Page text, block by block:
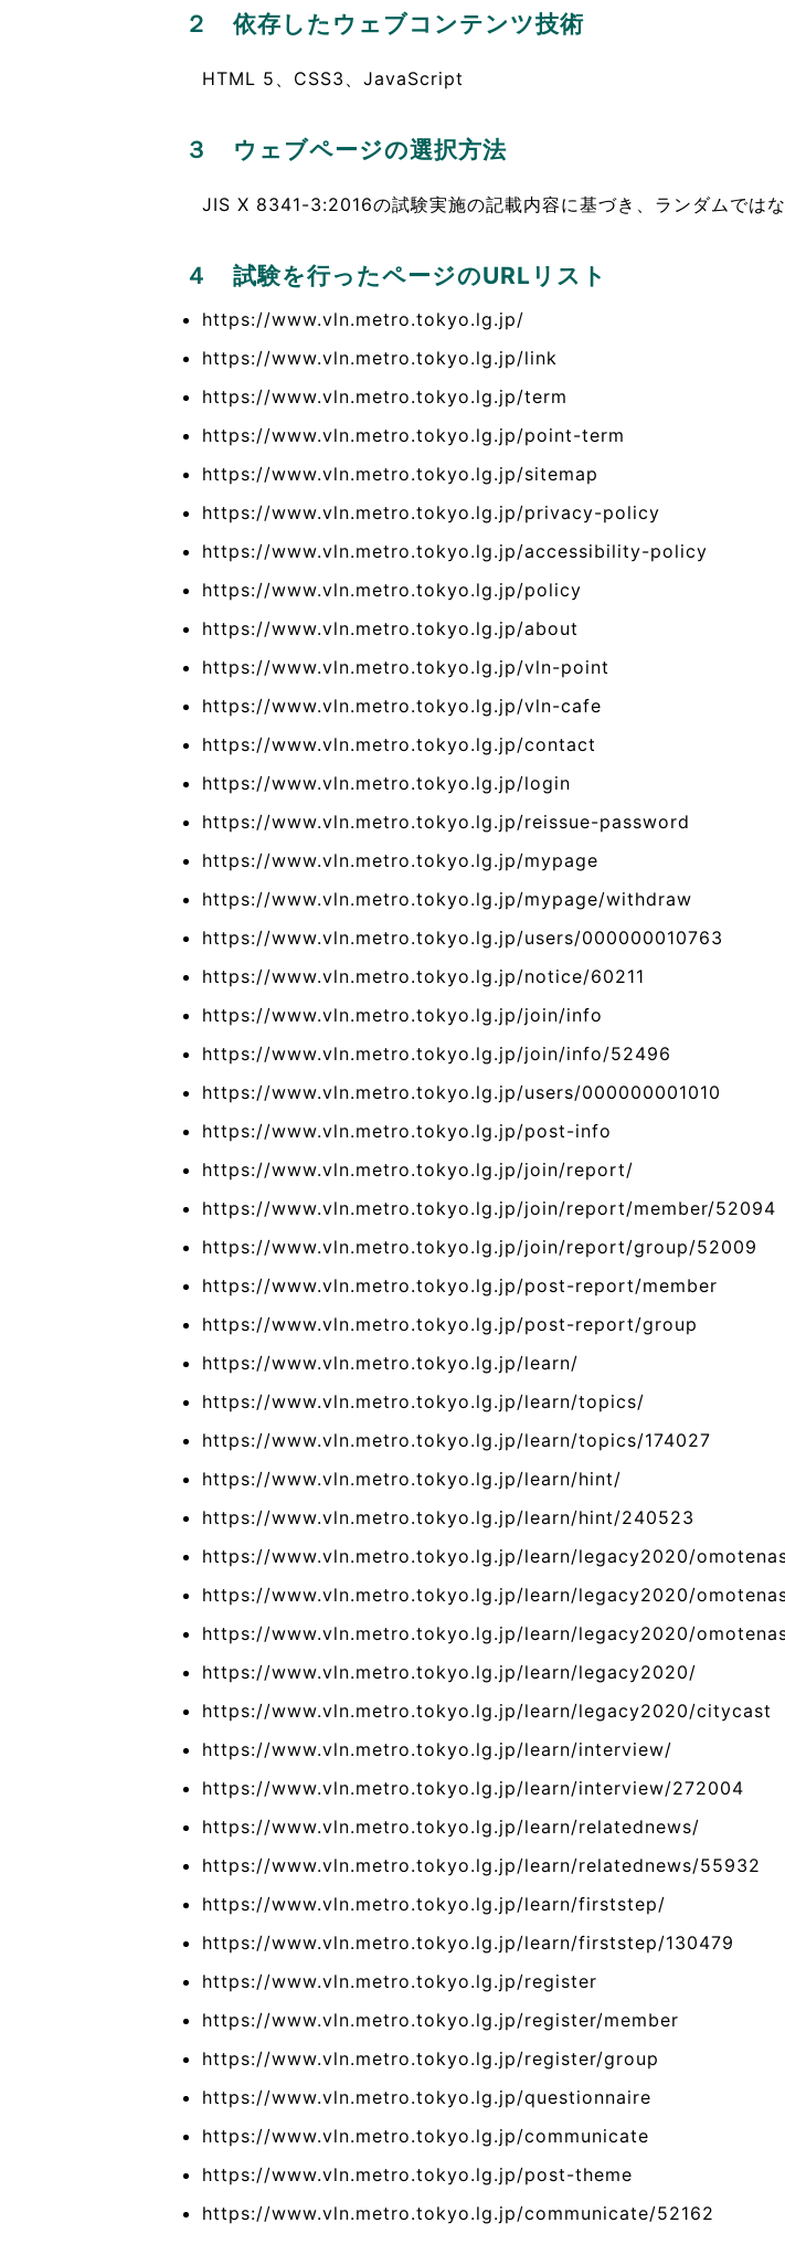
２ 依存したウェブコンテンツ技術
HTML 5、CSS3、JavaScript
３ ウェブページの選択方法
JIS X 8341-3:2016の試験実施の記載内容に基づき、ランダムでは
４ 試験を行ったページのURLリスト
https://www.vln.metro.tokyo.lg.jp/
https://www.vln.metro.tokyo.lg.jp/link
https://www.vln.metro.tokyo.lg.jp/term
https://www.vln.metro.tokyo.lg.jp/point-term
https://www.vln.metro.tokyo.lg.jp/sitemap
https://www.vln.metro.tokyo.lg.jp/privacy-policy
https://www.vln.metro.tokyo.lg.jp/accessibility-policy
https://www.vln.metro.tokyo.lg.jp/policy
https://www.vln.metro.tokyo.lg.jp/about
https://www.vln.metro.tokyo.lg.jp/vln-point
https://www.vln.metro.tokyo.lg.jp/vln-cafe
https://www.vln.metro.tokyo.lg.jp/contact
https://www.vln.metro.tokyo.lg.jp/login
https://www.vln.metro.tokyo.lg.jp/reissue-password
https://www.vln.metro.tokyo.lg.jp/mypage
https://www.vln.metro.tokyo.lg.jp/mypage/withdraw
https://www.vln.metro.tokyo.lg.jp/users/000000010763
https://www.vln.metro.tokyo.lg.jp/notice/60211
https://www.vln.metro.tokyo.lg.jp/join/info
https://www.vln.metro.tokyo.lg.jp/join/info/52496
https://www.vln.metro.tokyo.lg.jp/users/000000001010
https://www.vln.metro.tokyo.lg.jp/post-info
https://www.vln.metro.tokyo.lg.jp/join/report/
https://www.vln.metro.tokyo.lg.jp/join/report/member/52094
https://www.vln.metro.tokyo.lg.jp/join/report/group/52009
https://www.vln.metro.tokyo.lg.jp/post-report/member
https://www.vln.metro.tokyo.lg.jp/post-report/group
https://www.vln.metro.tokyo.lg.jp/learn/
https://www.vln.metro.tokyo.lg.jp/learn/topics/
https://www.vln.metro.tokyo.lg.jp/learn/topics/174027
https://www.vln.metro.tokyo.lg.jp/learn/hint/
https://www.vln.metro.tokyo.lg.jp/learn/hint/240523
https://www.vln.metro.tokyo.lg.jp/learn/legacy2020/
https://www.vln.metro.tokyo.lg.jp/learn/legacy2020/
https://www.vln.metro.tokyo.lg.jp/learn/legacy2020/
https://www.vln.metro.tokyo.lg.jp/learn/legacy2020/
https://www.vln.metro.tokyo.lg.jp/learn/legacy2020/citycast
https://www.vln.metro.tokyo.lg.jp/learn/interview/
https://www.vln.metro.tokyo.lg.jp/learn/interview/272004
https://www.vln.metro.tokyo.lg.jp/learn/relatednews/
https://www.vln.metro.tokyo.lg.jp/learn/relatednews/55932
https://www.vln.metro.tokyo.lg.jp/learn/firststep/
https://www.vln.metro.tokyo.lg.jp/learn/firststep/130479
https://www.vln.metro.tokyo.lg.jp/register
https://www.vln.metro.tokyo.lg.jp/register/member
https://www.vln.metro.tokyo.lg.jp/register/group
https://www.vln.metro.tokyo.lg.jp/questionnaire
https://www.vln.metro.tokyo.lg.jp/communicate
https://www.vln.metro.tokyo.lg.jp/post-theme
https://www.vln.metro.tokyo.lg.jp/communicate/52162